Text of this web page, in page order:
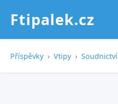
Ftipalek.cz
Příspěvky › Vtipy › Soudnictví